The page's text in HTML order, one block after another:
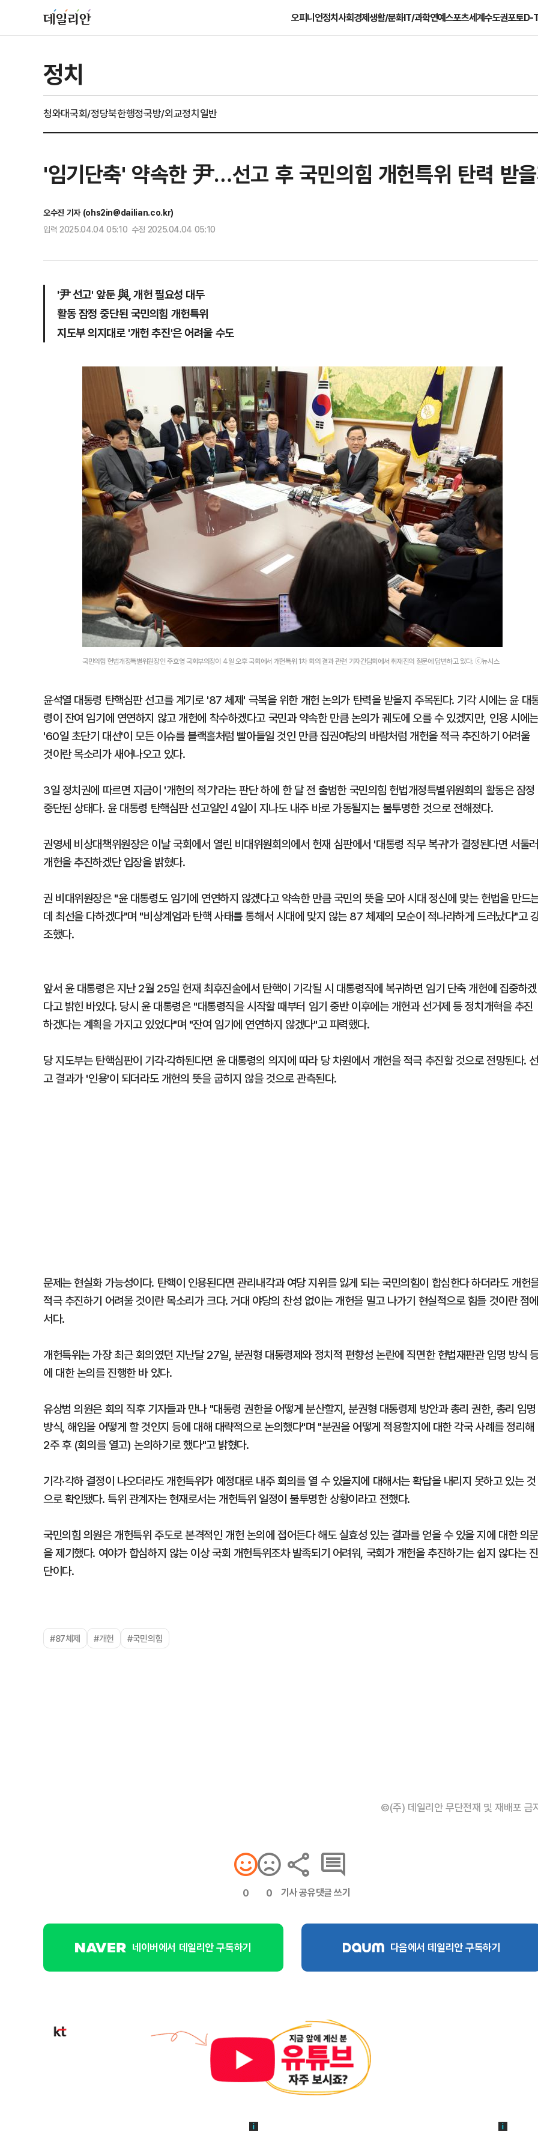
오피니언정치사회경제생활/문화IT/과학연예스포츠세계수도권포토D-
정치
청와대국회/정당북한행정국방/외교정치일반
'임기단축' 약속한 尹…선고 후 국민의힘 개헌특위 탄력 받
오수진 기자 (ohs2in@dailian.co.kr)
입력 2025.04.04 05:10 수정 2025.04.04 05:10
'尹 선고' 앞둔 與, 개헌 필요성 대두
활동 잠정 중단된 국민의힘 개헌특위
지도부 의지대로 '개헌 추진'은 어려울 수도
국민의힘 헌법개정특별위원장인 주호영 국회부의장이 4일 오후 국회에서 개헌특위 1차 회의 결과 관련 기자간담회에서 취재진의 질문에 답변하고 있다. ⓒ뉴시스
윤석열 대통령 탄핵심판 선고를 계기로 '87 체제' 극복을 위한 개헌 논의가 탄력을 받을지 주목된다. 기각 시에는 윤 대
령이 잔여 임기에 연연하지 않고 개헌에 착수하겠다고 국민과 약속한 만큼 논의가 궤도에 오를 수 있겠지만, 인용 시에
'60일 초단기 대선'이 모든 이슈를 블랙홀처럼 빨아들일 것인 만큼 집권여당의 바람처럼 개헌을 적극 추진하기 어려울
것이란 목소리가 새어나오고 있다.
3일 정치권에 따르면 지금이 '개헌의 적기'라는 판단 하에 한 달 전 출범한 국민의힘 헌법개정특별위원회의 활동은 잠정
중단된 상태다. 윤 대통령 탄핵심판 선고일인 4일이 지나도 내주 바로 가동될지는 불투명한 것으로 전해졌다.
권영세 비상대책위원장은 이날 국회에서 열린 비대위원회의에서 헌재 심판에서 '대통령 직무 복귀'가 결정된다면 서둘러
개헌을 추진하겠단 입장을 밝혔다.
권 비대위원장은 "윤 대통령도 임기에 연연하지 않겠다고 약속한 만큼 국민의 뜻을 모아 시대 정신에 맞는 헌법을 만드
데 최선을 다하겠다"며 "비상계엄과 탄핵 사태를 통해서 시대에 맞지 않는 87 체제의 모순이 적나라하게 드러났다"고
조했다.
앞서 윤 대통령은 지난 2월 25일 헌재 최후진술에서 탄핵이 기각될 시 대통령직에 복귀하면 임기 단축 개헌에 집중하겠
다고 밝힌 바있다. 당시 윤 대통령은 "대통령직을 시작할 때부터 임기 중반 이후에는 개헌과 선거제 등 정치개혁을 추진
하겠다는 계획을 가지고 있었다"며 "잔여 임기에 연연하지 않겠다"고 피력했다.
당 지도부는 탄핵심판이 기각·각하된다면 윤 대통령의 의지에 따라 당 차원에서 개헌을 적극 추진할 것으로 전망된다.
고 결과가 '인용'이 되더라도 개헌의 뜻을 굽히지 않을 것으로 관측된다.
문제는 현실화 가능성이다. 탄핵이 인용된다면 관리내각과 여당 지위를 잃게 되는 국민의힘이 합심한다 하더라도 개헌
적극 추진하기 어려울 것이란 목소리가 크다. 거대 야당의 찬성 없이는 개헌을 밀고 나가기 현실적으로 힘들 것이란 점
서다.
개헌특위는 가장 최근 회의였던 지난달 27일, 분권형 대통령제와 정치적 편향성 논란에 직면한 헌법재판관 임명 방식
에 대한 논의를 진행한 바 있다.
유상범 의원은 회의 직후 기자들과 만나 "대통령 권한을 어떻게 분산할지, 분권형 대통령제 방안과 총리 권한, 총리 임명
방식, 해임을 어떻게 할 것인지 등에 대해 대략적으로 논의했다"며 "분권을 어떻게 적용할지에 대한 각국 사례를 정리해
2주 후 (회의를 열고) 논의하기로 했다"고 밝혔다.
기각·각하 결정이 나오더라도 개헌특위가 예정대로 내주 회의를 열 수 있을지에 대해서는 확답을 내리지 못하고 있는 것
으로 확인됐다. 특위 관계자는 현재로서는 개헌특위 일정이 불투명한 상황이라고 전했다.
국민의힘 의원은 개헌특위 주도로 본격적인 개헌 논의에 접어든다 해도 실효성 있는 결과를 얻을 수 있을 지에 대한 의
을 제기했다. 여야가 합심하지 않는 이상 국회 개헌특위조차 발족되기 어려워, 국회가 개헌을 추진하기는 쉽지 않다는
단이다.
#87체제 #개헌 #국민의힘
©(주) 데일리안 무단전재 및 재배포 금
0 0 기사 공유댓글 쓰기
네이버에서 데일리안 구독하기 다음에서 데일리안 구독하기